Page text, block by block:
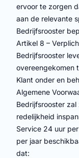
ervoor te zorgen
aan de relevante
Bedrijfsrooster
Artikel 8 –
Bedrijfsrooster
overeengekomen
Klant onder en
Algemene
Bedrijfsrooster
redelijkheid
Service 24 uur
per jaar
dat: